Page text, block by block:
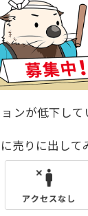
ンが低下し
売りに出して